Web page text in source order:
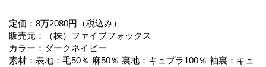
定価：8万2080円（税込み）
販売元：（株）ファイブフォックス
カラー：ダークネイビー
素材：表地：毛50％ 麻50％ 裏地：キュプラ100％ 袖裏：キュ